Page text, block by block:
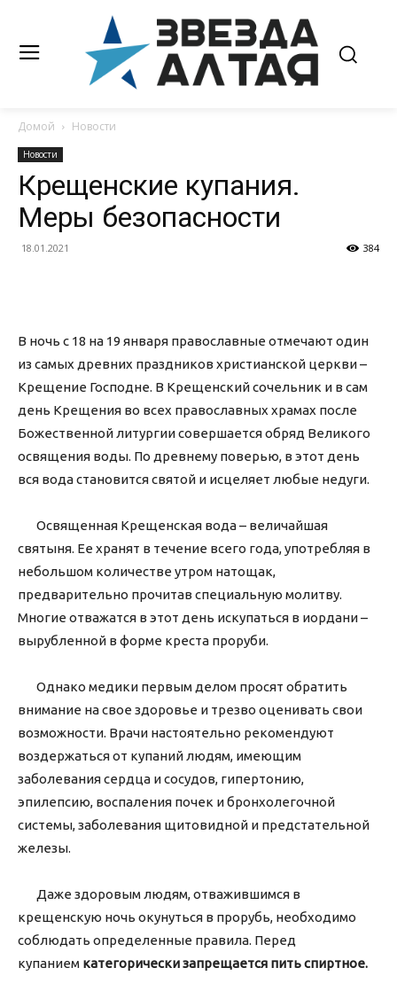
Домой Новости
Новости
Крещенские купания.
Меры безопасности
18.01.2021 384
В ночь с 18 на 19 января православные отмечают один
из самых древних праздников христианской церкви –
Крещение Господне. В Крещенский сочельник и в сам
день Крещения во всех православных храмах после
Божественной литургии совершается обряд Великого
освящения воды. По древнему поверью, в этот день
вся вода становится святой и исцеляет любые недуги.
Освященная Крещенская вода – величайшая
святыня. Ее хранят в течение всего года, употребляя в
небольшом количестве утром натощак,
предварительно прочитав специальную молитву.
Многие отважатся в этот день искупаться в иордани –
вырубленной в форме креста проруби.
Однако медики первым делом просят обратить
внимание на свое здоровье и трезво оценивать свои
возможности. Врачи настоятельно рекомендуют
воздержаться от купаний людям, имеющим
заболевания сердца и сосудов, гипертонию,
эпилепсию, воспаления почек и бронхолегочной
системы, заболевания щитовидной и предстательной
железы.
Даже здоровым людям, отважившимся в
крещенскую ночь окунуться в прорубь, необходимо
соблюдать определенные правила. Перед
купанием категорически запрещается пить спиртное.